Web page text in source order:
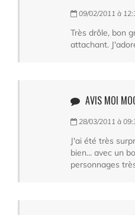
09/02/2011 à
Très drôle, bon
attachant.
AVIS MOI
28/03/2011 à
J'ai été très
bien... avec un
personnages